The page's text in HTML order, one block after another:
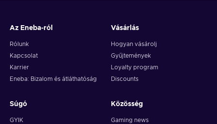
Az Eneba-ról
Rólunk
Kapcsolat
Karrier
Eneba: Bizalom és átláthatóság
Vásárlás
Hogyan vásárolj
Gyűjtemények
Loyalty program
Discounts
Súgó
GYIK
Közösség
Gaming news